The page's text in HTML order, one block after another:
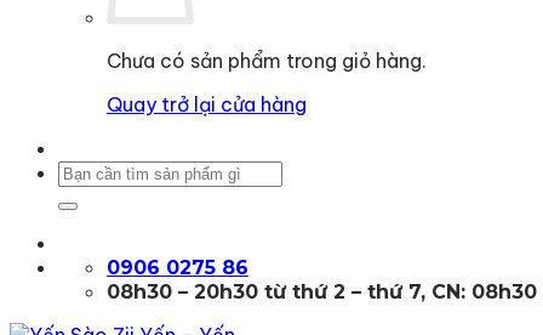
Chưa có sản phẩm trong giỏ hàng.
Quay trở lại cửa hàng
Tìm
0906 0275 86
08h30 – 20h30 từ thứ 2 – thứ 7, CN: 08h30